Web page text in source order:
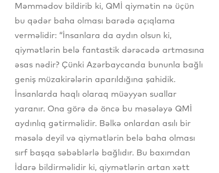
Məmmədov bildirib ki, QMİ qiymətin nə üçün
bu qədər baha olması barədə açıqlama
verməlidir: “İnsanlara da aydın olsun ki,
qiymətlərin belə fantastik dərəcədə artmasına
əsas nədir? Çünki Azərbaycanda bununla bağlı
geniş müzakirələrin aparıldığına şahidik.
İnsanlarda haqlı olaraq müəyyən suallar
yaranır. Ona görə də öncə bu məsələyə QMİ
aydınlıq gətirməlidir. Bəlkə onlardan asılı bir
məsələ deyil və qiymətlərin belə baha olması
sırf başqa səbəblərlə bağlıdır. Bu baxımdan
İdarə bildirməlidir ki, qiymətlərin artan xətt